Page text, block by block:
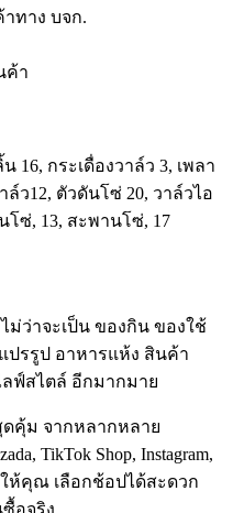
ทาง บจก.
ค้า
16, กระเดื่องวาล์ว 3, เพลา
ล์ว12, ตัวดันโซ่ 20, วาล์วไอ
โซ่, 13, สะพานโซ่, 17
ว่าจะเป็น ของกิน ของใช้
ปรรูป อาหารแห้ง สินค้า
ฟ์สไตล์ อีกมากมาย
คุ้ม จากหลากหลาย
TikTok Shop, Instagram,
ให้คุณ เลือกช้อปได้สะดวก
ซื้อจริง